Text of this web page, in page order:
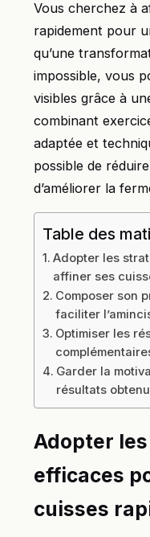
Vous cherchez à
rapidement pour
qu’une
impossible, vous
visibles grâce à
combinant
adaptée et
possible de
d’améliorer la
Table des
Adopter les
affiner ses
Composer son
faciliter
Optimiser les
Garder la
résultats
Adopter
efficaces
cuisses